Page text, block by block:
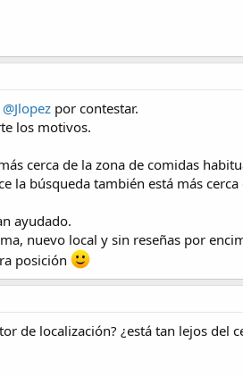
@Jlopez por contestar.
los motivos.
cerca de la zona de comidas
la búsqueda también está más
ayudado.
nuevo local y sin reseñas por
posición
de localización? ¿está tan lejos del